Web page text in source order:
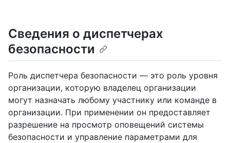
Сведения о диспетчерах
безопасности
Роль диспетчера безопасности — это роль уровня
организации, которую владелец организации
могут назначать любому участнику или команде в
организации. При применении он предоставляет
разрешение на просмотр оповещений системы
безопасности и управление параметрами для